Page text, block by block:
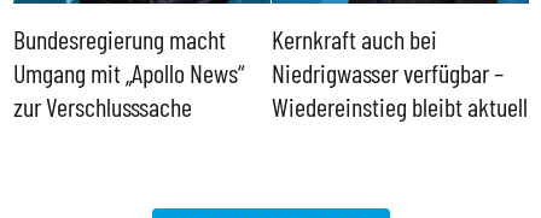
Bundesregierung macht
Umgang mit „Apollo News“
zur Verschlusssache
Kernkraft auch bei
Niedrigwasser verfügbar –
Wiedereinstieg bleibt aktuell